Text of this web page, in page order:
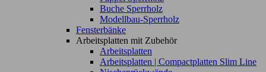
Buche Sperrholz
Modellbau-Sperrholz
Fensterbänke
Arbeitsplatten mit Zubehör
Arbeitsplatten
Arbeitsplatten | Compactplatten Slim Line